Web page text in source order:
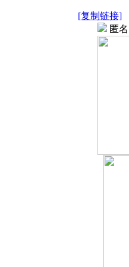
[复制链接]
匿名